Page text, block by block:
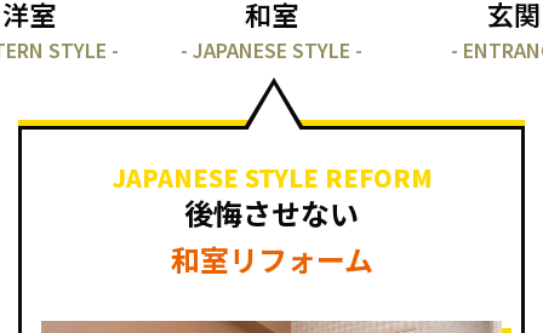
洋室
STYLE -
和室
- JAPANESE STYLE -
玄関
-
JAPANESE STYLE REFORM
後悔させない
和室リフォーム